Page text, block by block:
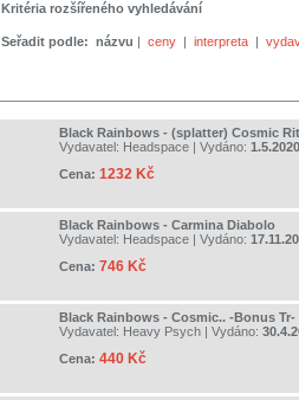
Kritéria rozšířeného vyhledávání
Seřadit podle: názvu | ceny | interpreta |
Black Rainbows - (splatter) Cosmic
Vydavatel: Headspace | Vydáno: 1.5.2020
Cena: 1232 Kč
Black Rainbows - Carmina Diabolo
Vydavatel: Headspace | Vydáno:
Cena: 746 Kč
Black Rainbows - Cosmic.. -Bonus Tr-
Vydavatel: Heavy Psych | Vydáno:
Cena: 440 Kč